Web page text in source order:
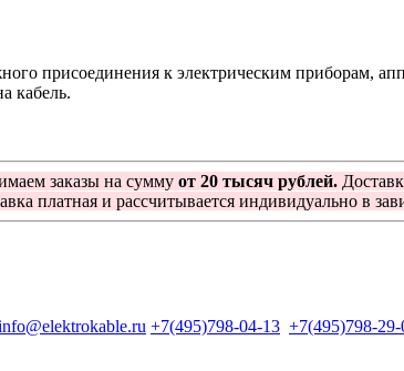
присоединения к электрическим приборам,
кабель.
заказы на сумму от 20 тысяч рублей.
платная и рассчитывается индивидуально в
+7(495)798-04-13 +7(495)798-29-